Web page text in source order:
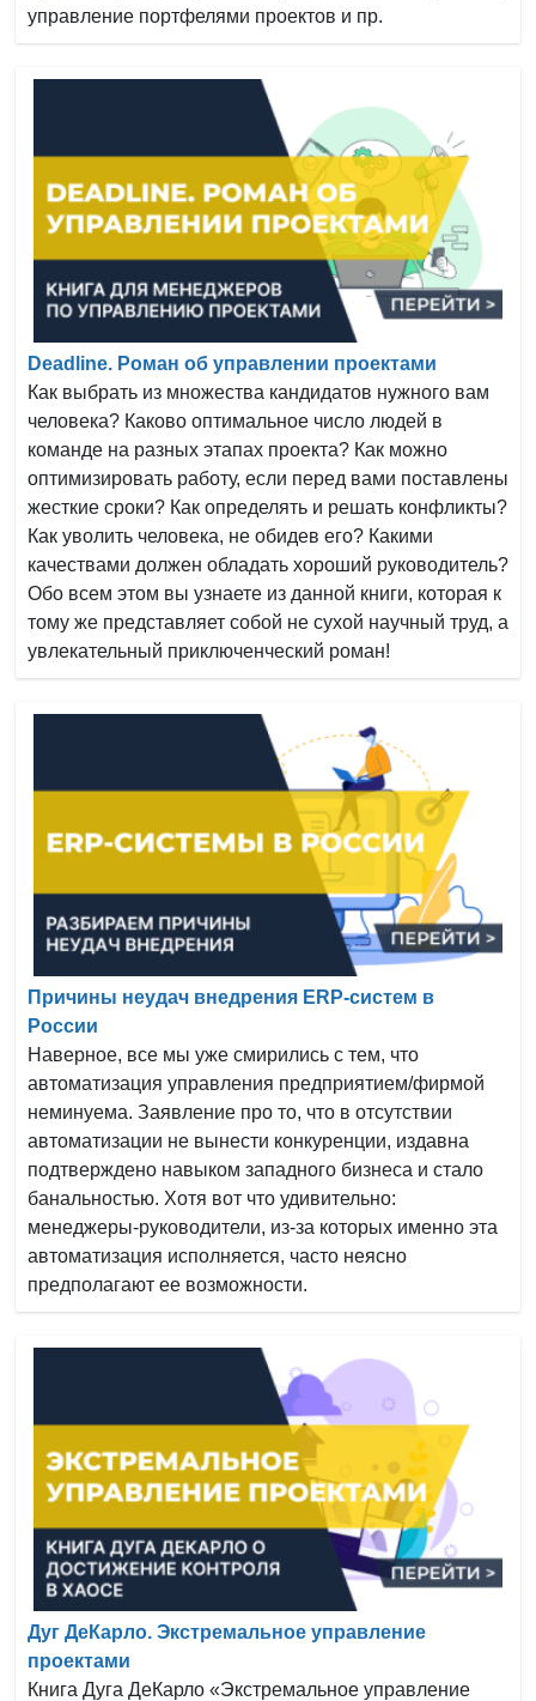
управление портфелями проектов и пр.
Deadline. Роман об управлении проектами
Как выбрать из множества кандидатов нужного вам
человека? Каково оптимальное число людей в
команде на разных этапах проекта? Как можно
оптимизировать работу, если перед вами поставлены
жесткие сроки? Как определять и решать конфликты?
Как уволить человека, не обидев его? Какими
качествами должен обладать хороший руководитель?
Обо всем этом вы узнаете из данной книги, которая к
тому же представляет собой не сухой научный труд, а
увлекательный приключенческий роман!
Причины неудач внедрения ERP-систем в
России
Наверное, все мы уже смирились с тем, что
автоматизация управления предприятием/фирмой
неминуема. Заявление про то, что в отсутствии
автоматизации не вынести конкуренции, издавна
подтверждено навыком западного бизнеса и стало
банальностью. Хотя вот что удивительно:
менеджеры-руководители, из-за которых именно эта
автоматизация исполняется, часто неясно
предполагают ее возможности.
Дуг ДеКарло. Экстремальное управление
проектами
Книга Дуга ДеКарло «Экстремальное управление